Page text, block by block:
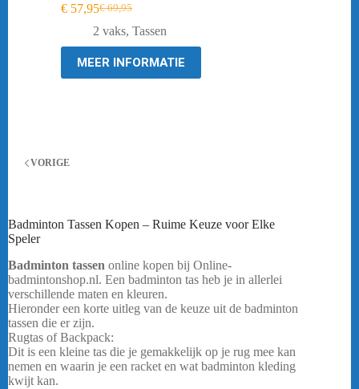
€69,95
Oorspronkelijke
prijs
€ 69,95.
€ 57,95Huidige
prijs
€ 57,95.
2 vaks, Tassen
MEER INFORMATIE
VORIGE
Badminton Tassen Kopen – Ruime Keuze voor Elke
Speler
Badminton tassen online kopen bij Online-
badmintonshop.nl. Een badminton tas heb je in allerlei
verschillende maten en kleuren.
Hieronder een korte uitleg van de keuze uit de badminton
tassen die er zijn.
Rugtas of Backpack:
Dit is een kleine tas die je gemakkelijk op je rug mee kan
nemen en waarin je een racket en wat badminton kleding
kwijt kan.